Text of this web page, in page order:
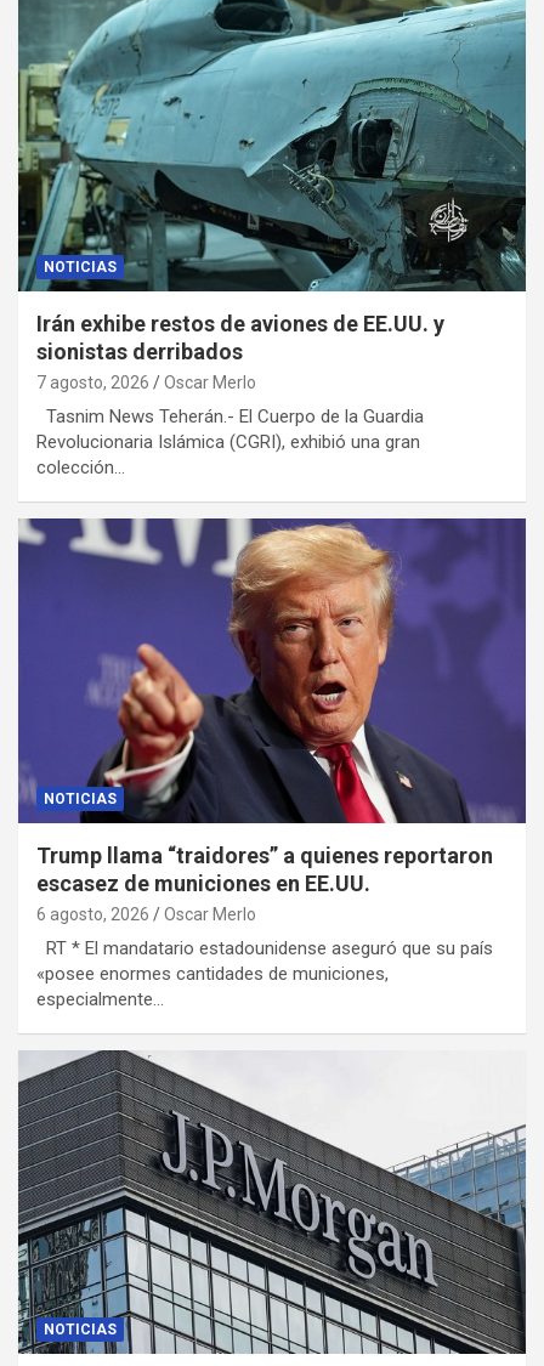
NOTICIAS
Irán exhibe restos de aviones de EE.UU. y
sionistas derribados
7 agosto, 2026 Oscar Merlo
Tasnim News Teherán.- El Cuerpo de la Guardia
Revolucionaria Islámica (CGRI), exhibió una gran
colección…
NOTICIAS
Trump llama “traidores” a quienes reportaron
escasez de municiones en EE.UU.
6 agosto, 2026 Oscar Merlo
RT * El mandatario estadounidense aseguró que su país
«posee enormes cantidades de municiones,
especialmente…
NOTICIAS